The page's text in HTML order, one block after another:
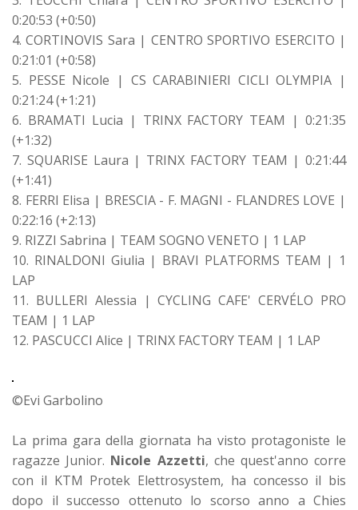
0:20:53 (+0:50)
4. CORTINOVIS Sara | CENTRO SPORTIVO ESERCITO |
0:21:01 (+0:58)
5. PESSE Nicole | CS CARABINIERI CICLI OLYMPIA |
0:21:24 (+1:21)
6. BRAMATI Lucia | TRINX FACTORY TEAM | 0:21:35
(+1:32)
7. SQUARISE Laura | TRINX FACTORY TEAM | 0:21:44
(+1:41)
8. FERRI Elisa | BRESCIA - F. MAGNI - FLANDRES LOVE |
0:22:16 (+2:13)
9. RIZZI Sabrina | TEAM SOGNO VENETO | 1 LAP
10. RINALDONI Giulia | BRAVI PLATFORMS TEAM | 1
LAP
11. BULLERI Alessia | CYCLING CAFE' CERVÉLO PRO
TEAM | 1 LAP
12. PASCUCCI Alice | TRINX FACTORY TEAM | 1 LAP
©Evi Garbolino
La prima gara della giornata ha visto protagoniste le
ragazze Junior. Nicole Azzetti, che quest'anno corre
con il KTM Protek Elettrosystem, ha concesso il bis
dopo il successo ottenuto lo scorso anno a Chies